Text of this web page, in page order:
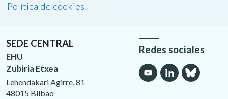
Política de cookies
SEDE CENTRAL
EHU
Zubiria Etxea
Lehendakari Agirre, 81
48015 Bilbao
Redes sociales